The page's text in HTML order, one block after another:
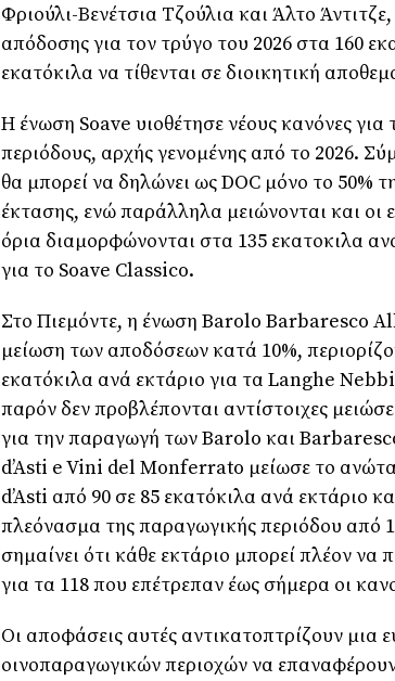
Φριούλι-Βενέτσια Τζούλια και Άλτο
απόδοσης για τον τρύγο του 2026 στα 160
εκατόκιλα να τίθενται σε διοικητική
Η ένωση Soave υιοθέτησε νέους κανόνες για
περιόδους, αρχής γενομένης από το 2026.
θα μπορεί να δηλώνει ως DOC μόνο το 50%
έκτασης, ενώ παράλληλα μειώνονται και οι
όρια διαμορφώνονται στα 135 εκατοκιλα
για το Soave Classico.
Στο Πιεμόντε, η ένωση Barolo Barbaresco
μείωση των αποδόσεων κατά 10%,
εκατόκιλα ανά εκτάριο για τα Langhe
παρόν δεν προβλέπονται αντίστοιχες
για την παραγωγή των Barolo και
d’Asti e Vini del Monferrato μείωσε το
d’Asti από 90 σε 85 εκατόκιλα ανά εκτάριο
πλεόνασμα της παραγωγικής περιόδου από
σημαίνει ότι κάθε εκτάριο μπορεί πλέον να
για τα 118 που επέτρεπαν έως σήμερα οι
Οι αποφάσεις αυτές αντικατοπτρίζουν μια
οινοπαραγωγικών περιοχών να